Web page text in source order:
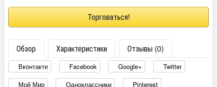
Торговаться!
Обзор Характеристики Отзывы (0)
Вконтакте Facebook Google+
Twitter
Мой Мир
Одноклассники Pinterest